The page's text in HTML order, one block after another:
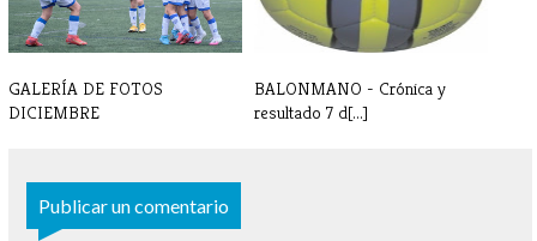
GALERÍA DE FOTOS
DICIEMBRE
BALONMANO - Crónica y
resultado 7 d[...]
Publicar un comentario